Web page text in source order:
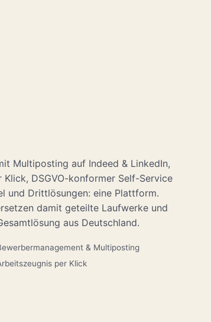
Multiposting auf Indeed & LinkedIn,
DSGVO-konformer Self-Service
und Drittlösungen: eine Plattform.
damit geteilte Laufwerke und
aus Deutschland.
& Multiposting
per Klick